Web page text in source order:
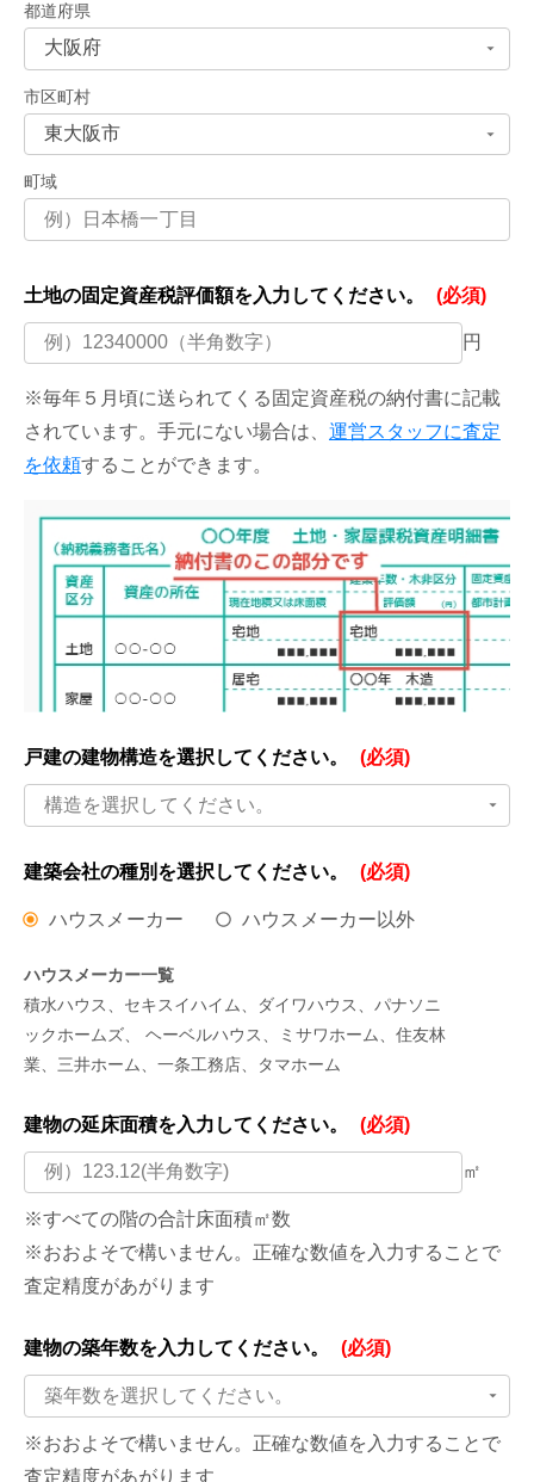
都道府県
市区町村
町域
土地の固定資産税評価額を入力してください。 (必須)
円
※毎年５月頃に送られてくる固定資産税の納付書に記載
されています。手元にない場合は、 運営スタッフに査定
を依頼することができます。
戸建の建物構造を選択してください。 (必須)
構造を選択してください。
建築会社の種別を選択してください。 (必須)
ハウスメーカー ハウスメーカー以外
ハウスメーカー一覧
積水ハウス、セキスイハイム、ダイワハウス、パナソニ
ックホームズ、 ヘーベルハウス、ミサワホーム、住友林
業、三井ホーム、一条工務店、タマホーム
建物の延床面積を入力してください。 (必須)
㎡
※すべての階の合計床面積㎡数
※おおよそで構いません。正確な数値を入力することで
査定精度があがります
建物の築年数を入力してください。 (必須)
築年数を選択してください。
※おおよそで構いません。正確な数値を入力することで
査定精度があがります